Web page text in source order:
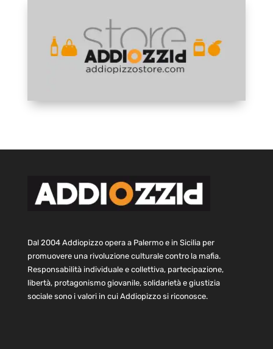
Dal 2004 Addiopizzo opera a Palermo e in Sicilia per
promuovere una rivoluzione culturale contro la mafia.
Responsabilità individuale e collettiva, partecipazione,
libertà, protagonismo giovanile, solidarietà e giustizia
sociale sono i valori in cui Addiopizzo si riconosce.